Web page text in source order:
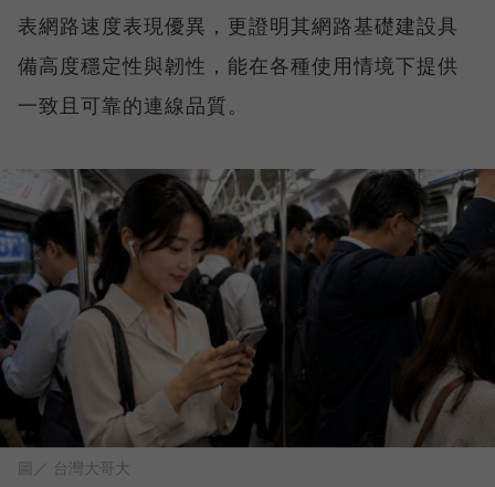
表網路速度表現優異，更證明其網路基礎建設具
備高度穩定性與韌性，能在各種使用情境下提供
一致且可靠的連線品質。
圖／ 台灣大哥大